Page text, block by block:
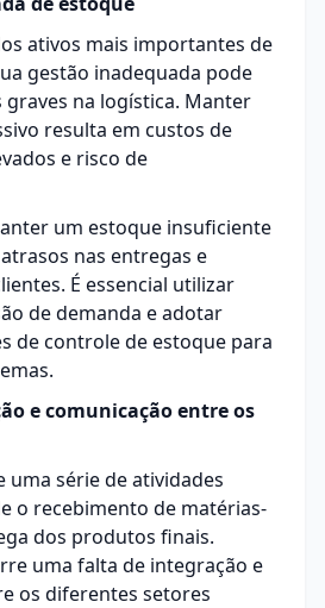
ativos mais importantes de
gestão inadequada pode
graves na logística. Manter
resulta em custos de
e risco de
um estoque insuficiente
nas entregas e
É essencial utilizar
de demanda e adotar
de controle de estoque para
e comunicação entre os
uma série de atividades
o recebimento de matérias-
dos produtos finais.
uma falta de integração e
os diferentes setores